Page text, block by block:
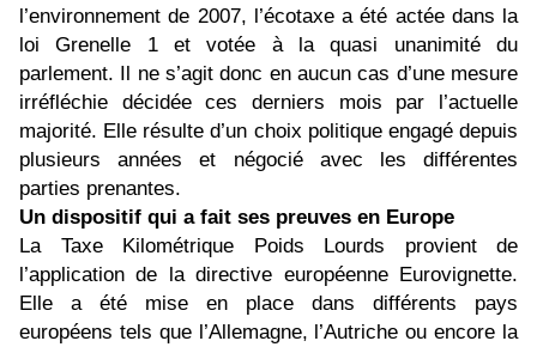
l’environnement de 2007, l’écotaxe a été actée dans la
loi Grenelle 1 et votée à la quasi unanimité du
parlement. Il ne s’agit donc en aucun cas d’une mesure
irréfléchie décidée ces derniers mois par l’actuelle
majorité. Elle résulte d’un choix politique engagé depuis
plusieurs années et négocié avec les différentes
parties prenantes.
Un dispositif qui a fait ses preuves en Europe
La Taxe Kilométrique Poids Lourds provient de
l’application de la directive européenne Eurovignette.
Elle a été mise en place dans différents pays
européens tels que l’Allemagne, l’Autriche ou encore la